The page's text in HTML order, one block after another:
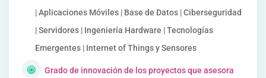
| Aplicaciones Móviles | Base de Datos | Ciberseguridad
| Servidores | Ingeniería Hardware | Tecnologías
Emergentes | Internet of Things y Sensores
Grado de innovación de los proyectos que asesora